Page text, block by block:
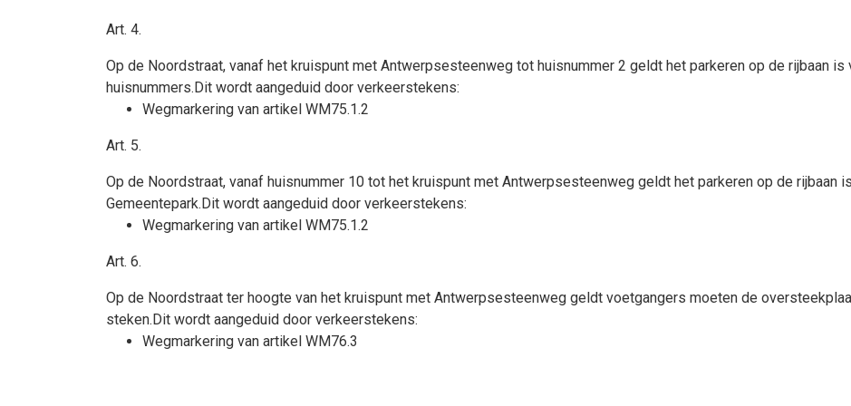
Art. 4.
Op de Noordstraat, vanaf het kruispunt met Antwerpsesteenweg tot huisnummer 2 geldt het parkeren op de rijbaan is
huisnummers.Dit wordt aangeduid door verkeerstekens:
Wegmarkering van artikel WM75.1.2
Art. 5.
Op de Noordstraat, vanaf huisnummer 10 tot het kruispunt met Antwerpsesteenweg geldt het parkeren op de rijbaan
Gemeentepark.Dit wordt aangeduid door verkeerstekens:
Wegmarkering van artikel WM75.1.2
Art. 6.
Op de Noordstraat ter hoogte van het kruispunt met Antwerpsesteenweg geldt voetgangers moeten de
steken.Dit wordt aangeduid door verkeerstekens:
Wegmarkering van artikel WM76.3